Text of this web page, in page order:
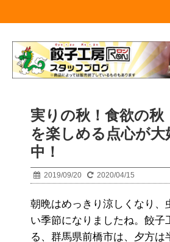
実りの秋！食欲の秋
を楽しめる点心が大
中！
2019/09/20 2020/04/15
朝晩はめっきり涼しくなり、
い季節になりましたね。餃子
る、群馬県前橋市は、夕方は